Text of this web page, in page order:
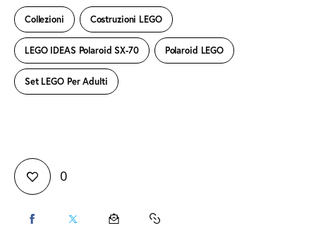
Collezioni Costruzioni LEGO
LEGO IDEAS Polaroid SX-70 Polaroid LEGO
Set LEGO Per Adulti
0
CONDIVIDICONDIVIDICONDIVIDICOPY